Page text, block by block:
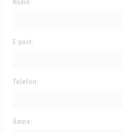
Namn:
E-post:
Telefon:
Ämne: